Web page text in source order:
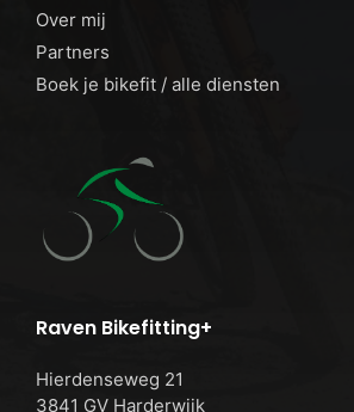
Over mij
Partners
Boek je bikefit / alle diensten
Raven Bikefitting+
Hierdenseweg 21
3841 GV Harderwijk